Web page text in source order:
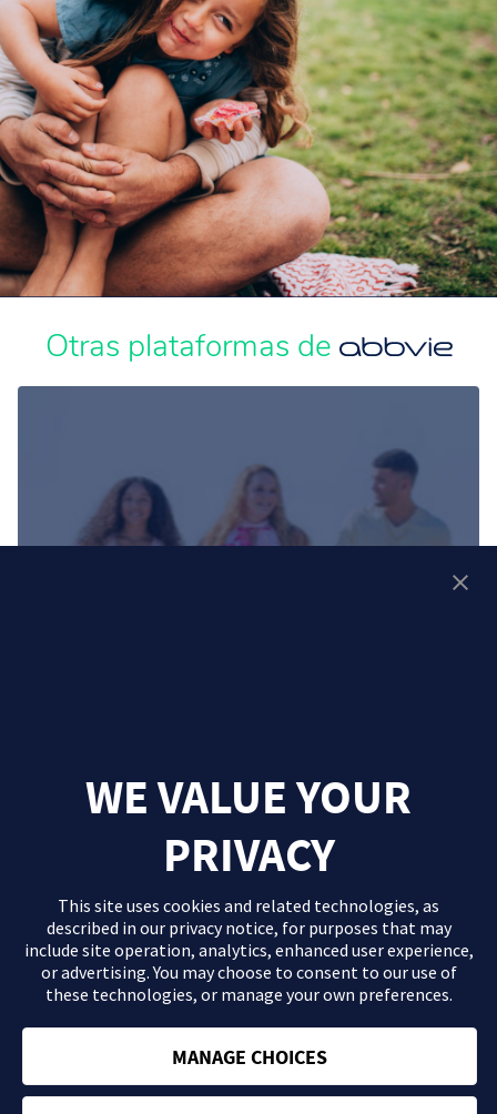
Otras plataformas de
El contenido que se proporciona en este sitio Web es información
médico. Consulta con tu profesional sanitario si tienes dudas
acerca de tu salud.
WE VALUE YOUR
PRIVACY
This site uses cookies and related technologies, as
described in our privacy notice, for purposes that may
include site operation, analytics, enhanced user experience,
or advertising. You may choose to consent to our use of
these technologies, or manage your own preferences.
MANAGE CHOICES